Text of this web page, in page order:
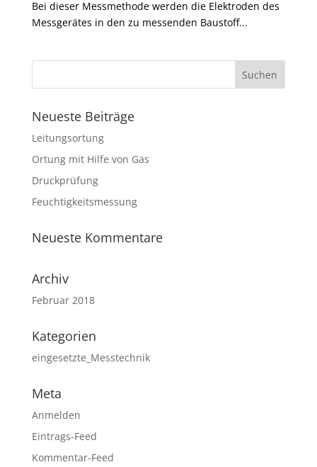
Bei dieser Messmethode werden die Elektroden des
Messgerätes in den zu messenden Baustoff...
Neueste Beiträge
Leitungsortung
Ortung mit Hilfe von Gas
Druckprüfung
Feuchtigkeitsmessung
Neueste Kommentare
Archiv
Februar 2018
Kategorien
eingesetzte_Messtechnik
Meta
Anmelden
Eintrags-Feed
Kommentar-Feed